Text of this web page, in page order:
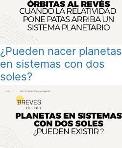
¿Pueden nacer planetas
en sistemas con dos
soles?